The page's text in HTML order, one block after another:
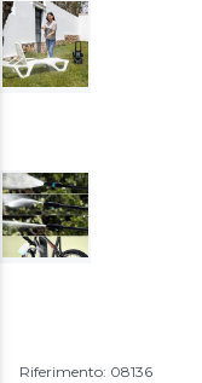
Riferimento: 08136